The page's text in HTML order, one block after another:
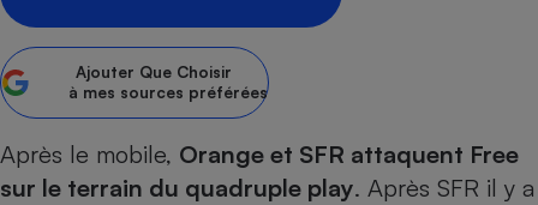
Ajouter Que Choisir
à mes sources préférées
Après le mobile, Orange et SFR attaquent Free
sur le terrain du quadruple play. Après SFR il y a
Comparateur auto
Comparatif aspirateur
Comparatif robot cuiseur
Comparatif centrale
Comparatif ultrabook
Image et son
Informatique
Aménagement
Produit d'entretien
Sécurité domestique
Maladie - Médecine -
Toutes les cartes interactives
connexion Internet